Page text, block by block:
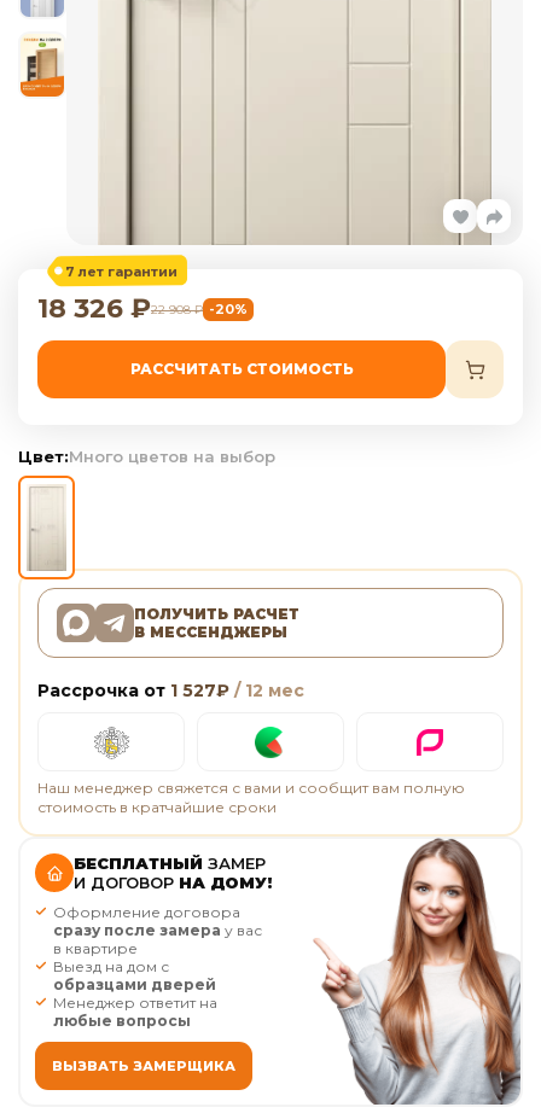
7 лет гарантии
18 326 ₽22 908₽ -20%
РАССЧИТАТЬ СТОИМОСТЬ
Цвет:Много цветов на выбор
ПОЛУЧИТЬ РАСЧЕТ
В МЕССЕНДЖЕРЫ
Рассрочка от 1 527₽ / 12 мес
Наш менеджер свяжется с вами и сообщит вам полную
стоимость в кратчайшие сроки
БЕСПЛАТНЫЙ ЗАМЕР
И ДОГОВОР НА ДОМУ!
Оформление договора
сразу после замера у вас
в квартире
Выезд на дом с
образцами дверей
Менеджер ответит на
любые вопросы
ВЫЗВАТЬ ЗАМЕРЩИКА